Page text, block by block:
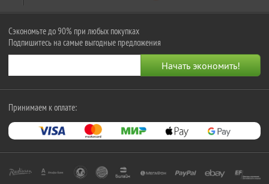
Сэкономьте до 90% при любых покупках
Подпишитесь на самые выгодные предложения
Принимаем к оплате: